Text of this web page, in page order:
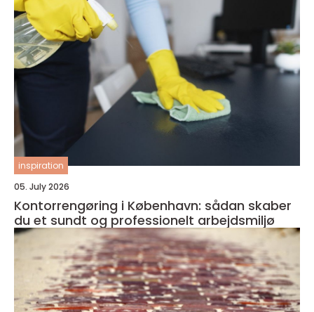
inspiration
05. July 2026
Kontorrengøring i København: sådan skaber
du et sundt og professionelt arbejdsmiljø